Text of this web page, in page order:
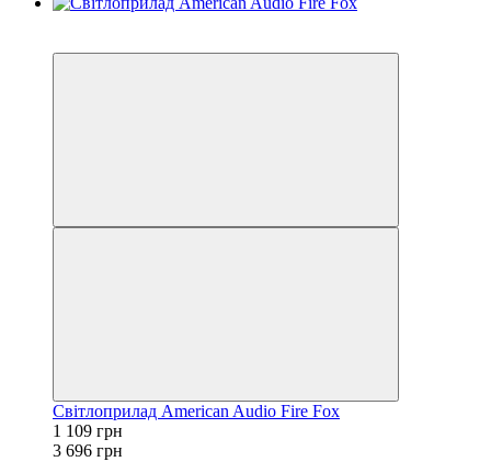
Світлоприлад American Audio Fire Fox
1 109 грн
3 696 грн